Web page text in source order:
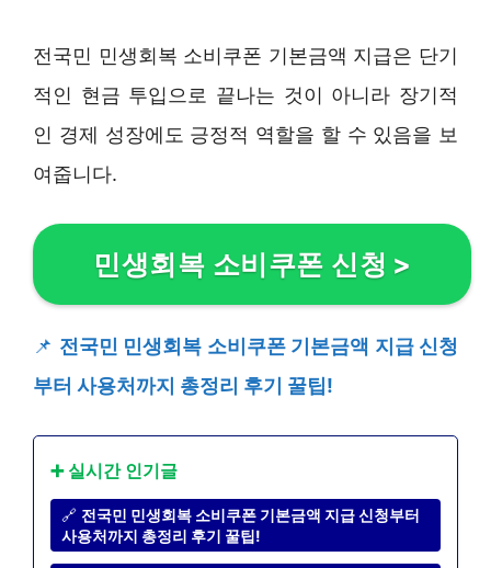
전국민 민생회복 소비쿠폰 기본금액 지급은 단기
적인 현금 투입으로 끝나는 것이 아니라 장기적
인 경제 성장에도 긍정적 역할을 할 수 있음을 보
여줍니다.
민생회복 소비쿠폰 신청 >
📌 전국민 민생회복 소비쿠폰 기본금액 지급 신청
부터 사용처까지 총정리 후기 꿀팁!
➕ 실시간 인기글
🔗 전국민 민생회복 소비쿠폰 기본금액 지급 신청부터
사용처까지 총정리 후기 꿀팁!